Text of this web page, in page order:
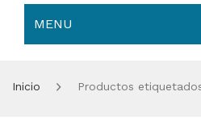
MENU
Inicio Productos